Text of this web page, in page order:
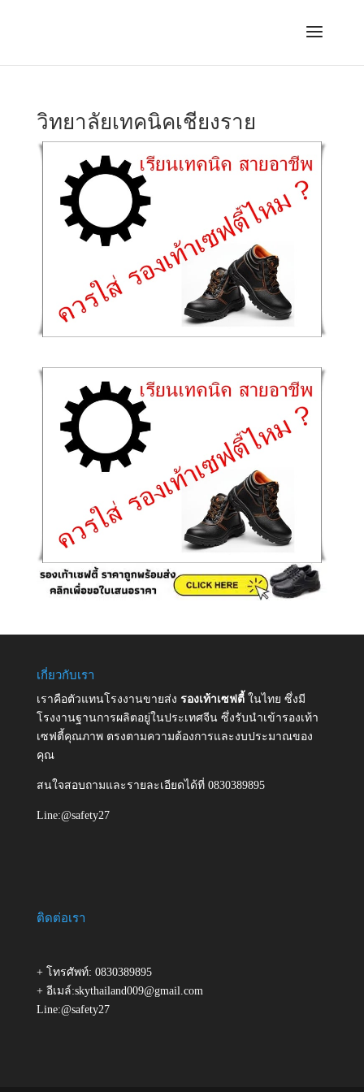
วิทยาลัยเทคนิคเชียงราย
เกี่ยวกับเรา
เราคือตัวแทนโรงงานขายส่ง รองเท้าเซฟตี้ ในไทย ซึ่งมี
โรงงานฐานการผลิตอยู่ในประเทศจีน ซึ่งรับนำเข้ารองเท้า
เซฟตี้คุณภาพ ตรงตามความต้องการและงบประมาณของ
คุณ
สนใจสอบถามและรายละเอียดได้ที่ 0830389895
Line:@safety27
ติดต่อเรา
+ โทรศัพท์: 0830389895
+ อีเมล์:skythailand009@gmail.com
Line:@safety27